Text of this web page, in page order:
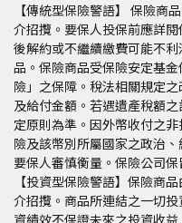
【傳統型保險警語】 保險商
介招攬。要保人投保前應詳
後解約或不繼續繳費可能不
品。保險商品受保險安定基
險」之保障。稅法相關規定
及給付金額。若遇遺產稅額
定原則為準。因外幣收付之
險及該幣別所屬國家之政治
要保人審慎衡量。保險公司
【投資型保險警語】保險商
介招攬。商品所連結之一切
資績效不保證未來之投資收